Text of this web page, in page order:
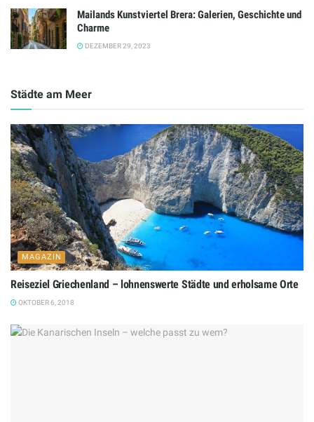
Mailands Kunstviertel Brera: Galerien, Geschichte und
Charme
DEZEMBER 29, 2023
Städte am Meer
MAGAZIN
Reiseziel Griechenland – lohnenswerte Städte und erholsame Orte
OKTOBER 6, 2018